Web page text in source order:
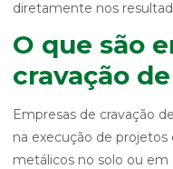
diretamente nos
O que são
cravação
Empresas de cravação
na execução de
metálicos no solo ou em